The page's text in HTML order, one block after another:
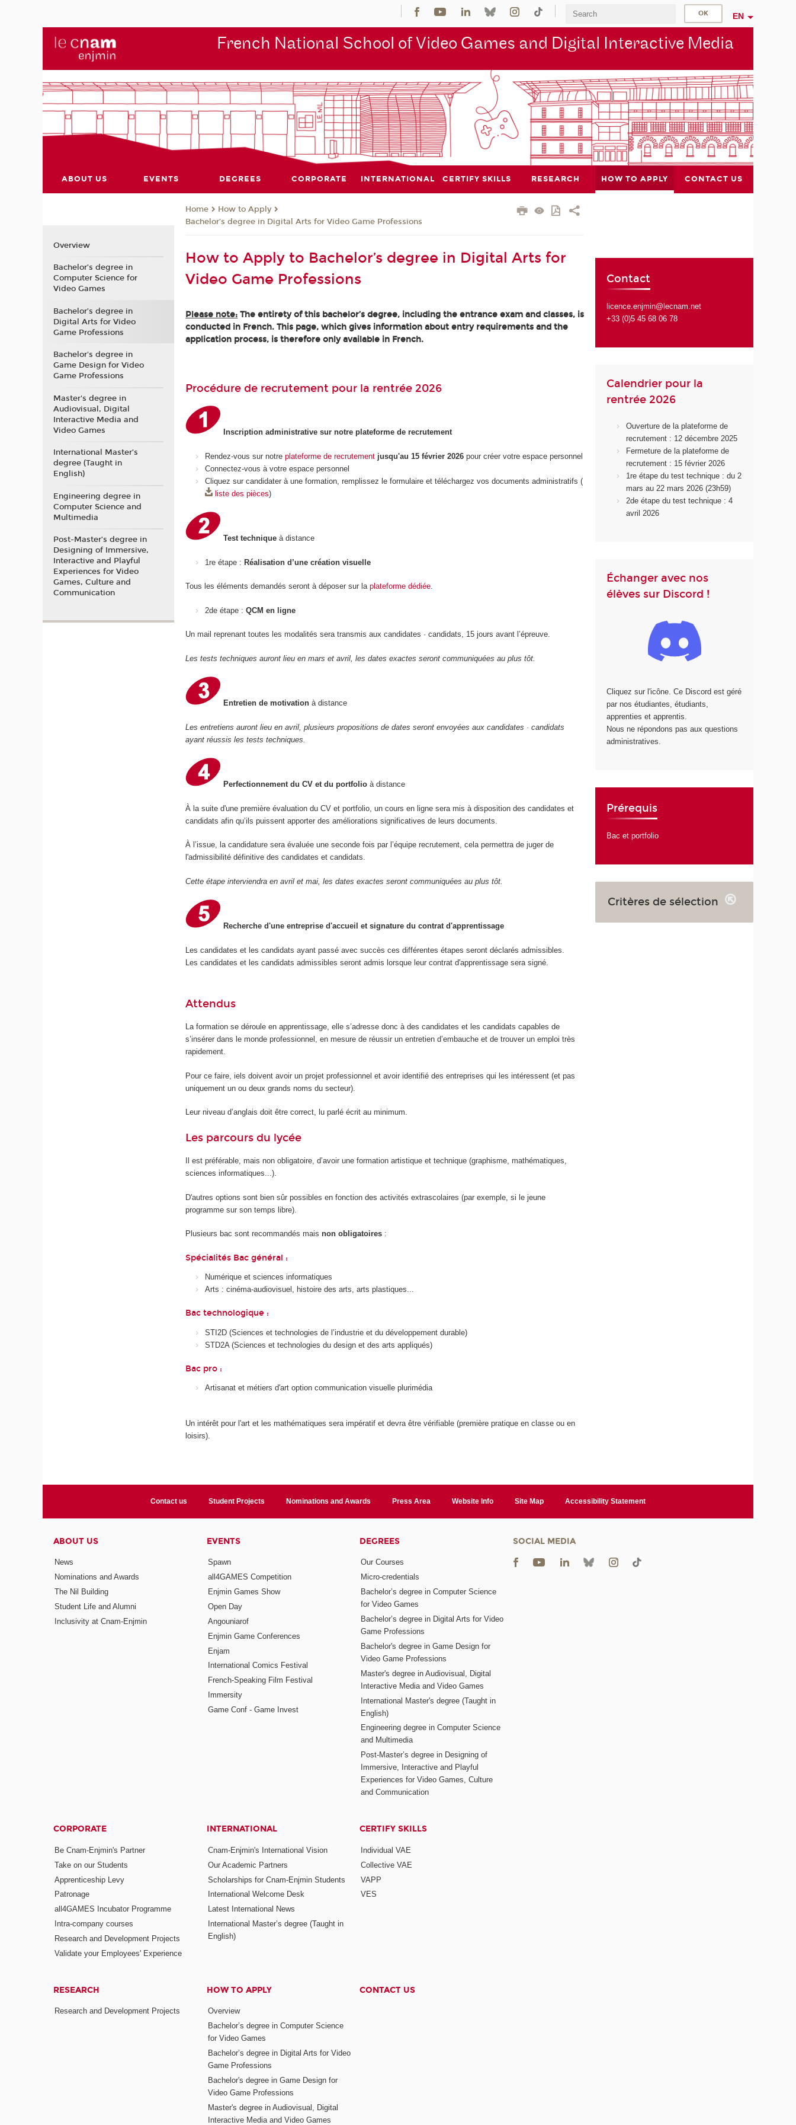
EN
French National School of Video Games and Digital Interactive Media
ABOUT US EVENTS DEGREES CORPORATE INTERNATIONAL CERTIFY SKILLS RESEARCH HOW TO APPLY CONTACT US
Home
How to Apply
Bachelor’s degree in Digital Arts for Video Game Professions
How to Apply to Bachelor’s degree in Digital Arts for
Video Game Professions
Please note: The entirety of this bachelor’s degree, including the entrance exam and classes, is
conducted in French. This page, which gives information about entry requirements and the
application process, is therefore only available in French.
Procédure de recrutement pour la rentrée 2026
Inscription administrative sur notre plateforme de recrutement
Rendez-vous sur notre plateforme de recrutement jusqu'au 15 février 2026pour créer votre espace personnel
Connectez-vous à votre espace personnel
Cliquez sur candidater à une formation, remplissez le formulaire et téléchargez vos documents administratifs (
liste des pièces)
Test technique à distance
1re étape : Réalisation d’une création visuelle
Tous les éléments demandés seront à déposer sur laplateforme dédiée.
2de étape : QCM en ligne
Un mail reprenant toutes les modalités sera transmis aux candidates · candidats, 15 jours avant l’épreuve.
Les tests techniques auront lieu en mars et avril, les dates exactes seront communiquées au plus tôt.
Entretien de motivationà distance
Les entretiens auront lieu en avril, plusieurs propositions de dates seront envoyées aux candidates · candidats
ayant réussis les tests techniques.
Perfectionnement du CV et du portfolioà distance
À la suite d'une première évaluation du CV et portfolio, un cours en ligne sera mis à disposition des candidates et
candidats afin qu’ils puissent apporter des améliorations significatives de leurs documents.
À l’issue, la candidature sera évaluée une seconde fois par l’équipe recrutement, cela permettra de juger de
l'admissibilité définitive des candidates et candidats.
Cette étape interviendra en avril et mai, les dates exactes seront communiquées au plus tôt.
Recherche d'une entreprise d'accueil et signature du contrat d'apprentissage
Les candidates et les candidats ayant passé avec succès ces différentes étapes seront déclarés admissibles.
Les candidates et les candidats admissibles seront admis lorsque leur contrat d'apprentissage sera signé.
Attendus
La formation se déroule en apprentissage, elle s’adresse donc à des candidates et les candidats capables de
s’insérer dans le monde professionnel, en mesure de réussir un entretien d’embauche et de trouver un emploi très
rapidement.
Pour ce faire, iels doivent avoir un projet professionnel et avoir identifié des entreprises qui les intéressent (et pas
uniquement un ou deux grands noms du secteur).
Leur niveau d’anglais doit être correct, lu parlé écrit au minimum.
Les parcours du lycée
Il est préférable, mais non obligatoire, d’avoir une formation artistique et technique (graphisme, mathématiques,
sciences informatiques...).
D'autres options sont bien sûr possibles en fonction des activités extrascolaires (par exemple, si le jeune
programme sur son temps libre).
Plusieurs bac sont recommandés maisnon obligatoires :
Spécialités Bac général :
Numérique et sciences informatiques
Arts : cinéma-audiovisuel, histoire des arts, arts plastiques...
Bac technologique :
STI2D (Sciences et technologies de l’industrie et du développement durable)
STD2A (Sciences et technologies du design et des arts appliqués)
Bac pro :
Artisanat et métiers d'art option communication visuelle plurimédia
Un intérêt pour l'art et les mathématiques sera impératif et devra être vérifiable (première pratique en classe ou en
loisirs).
Contact
licence.enjmin@lecnam.net
+33 (0)5 45 68 06 78
Calendrier pour la
rentrée 2026
Ouverture de la plateforme de
recrutement : 12 décembre 2025
Fermeture de la plateforme de
recrutement : 15 février 2026
1re étape du test technique : du 2
mars au 22 mars 2026 (23h59)
2de étape du test technique : 4
avril 2026
Échanger avec nos
élèves sur Discord !
Cliquez sur l'icône. Ce Discord est géré
par nos étudiantes, étudiants,
apprenties et apprentis.
Nous ne répondons pas aux questions
administratives.
Prérequis
Bac et portfolio
Critères de sélection
Overview
Bachelor’s degree in
Computer Science for
Video Games
Bachelor’s degree in
Digital Arts for Video
Game Professions
Bachelor's degree in
Game Design for Video
Game Professions
Master's degree in
Audiovisual, Digital
Interactive Media and
Video Games
International Master’s
degree (Taught in
English)
Engineering degree in
Computer Science and
Multimedia
Post-Master’s degree in
Designing of Immersive,
Interactive and Playful
Experiences for Video
Games, Culture and
Communication
Contact us Student Projects Nominations and Awards Press Area Website Info Site Map Accessibility Statement
ABOUT US
News
Nominations and Awards
The Nil Building
Student Life and Alumni
Inclusivity at Cnam-Enjmin
EVENTS
Spawn
all4GAMES Competition
Enjmin Games Show
Open Day
Angouniarof
Enjmin Game Conferences
Enjam
International Comics Festival
French-Speaking Film Festival
Immersity
Game Conf - Game Invest
DEGREES
Our Courses
Micro-credentials
Bachelor’s degree in Computer Science
for Video Games
Bachelor’s degree in Digital Arts for Video
Game Professions
Bachelor's degree in Game Design for
Video Game Professions
Master's degree in Audiovisual, Digital
Interactive Media and Video Games
International Master's degree (Taught in
English)
Engineering degree in Computer Science
and Multimedia
Post-Master’s degree in Designing of
Immersive, Interactive and Playful
Experiences for Video Games, Culture
and Communication
CORPORATE
Be Cnam-Enjmin's Partner
Take on our Students
Apprenticeship Levy
Patronage
all4GAMES Incubator Programme
Intra-company courses
Research and Development Projects
Validate your Employees' Experience
INTERNATIONAL
Cnam-Enjmin's International Vision
Our Academic Partners
Scholarships for Cnam-Enjmin Students
International Welcome Desk
Latest International News
International Master’s degree (Taught in
English)
CERTIFY SKILLS
Individual VAE
Collective VAE
VAPP
VES
RESEARCH
Research and Development Projects
HOW TO APPLY
Overview
Bachelor’s degree in Computer Science
for Video Games
Bachelor’s degree in Digital Arts for Video
Game Professions
Bachelor's degree in Game Design for
Video Game Professions
Master's degree in Audiovisual, Digital
Interactive Media and Video Games
CONTACT US
SOCIAL MEDIA